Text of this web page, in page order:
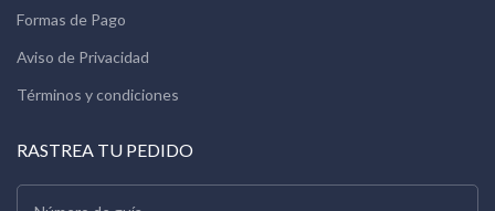
Formas de Pago
Aviso de Privacidad
Términos y condiciones
RASTREA TU PEDIDO